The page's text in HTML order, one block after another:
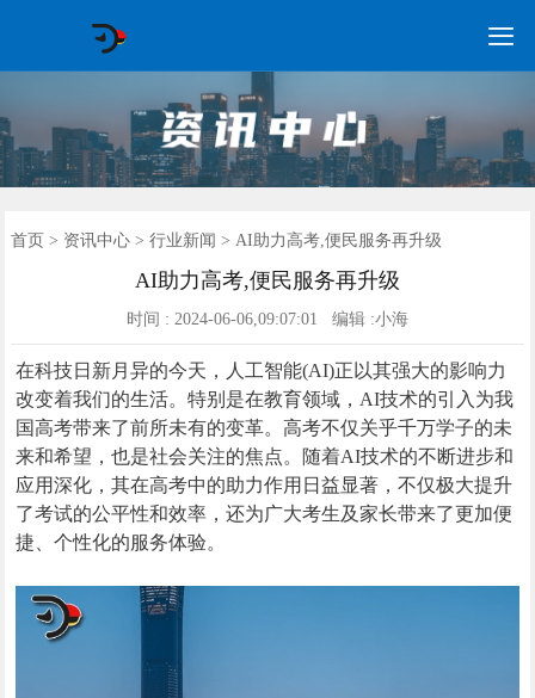

首页
GEO常见问题
GEO优化
海外GEO
网络营销
企业培训
软件开发
政策申报
资讯中心
关于我们
首页 > 资讯中心> 行业新闻 > AI助力高考,便民服务再升级
AI助力高考,便民服务再升级
时间 : 2024-06-06,09:07:01 编辑 :小海
在科技日新月异的今天，人工智能(AI)正以其强大的影响力
改变着我们的生活。特别是在教育领域，AI技术的引入为我
国高考带来了前所未有的变革。高考不仅关乎千万学子的未
来和希望，也是社会关注的焦点。随着AI技术的不断进步和
应用深化，其在高考中的助力作用日益显著，不仅极大提升
了考试的公平性和效率，还为广大考生及家长带来了更加便
捷、个性化的服务体验。